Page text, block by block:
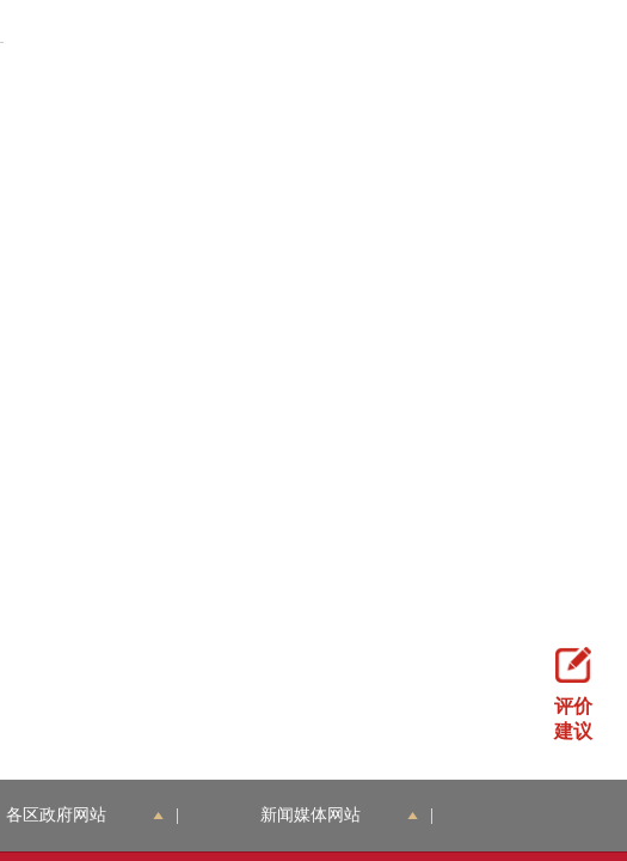
评价
建议
各区政府网站 新闻媒体网站